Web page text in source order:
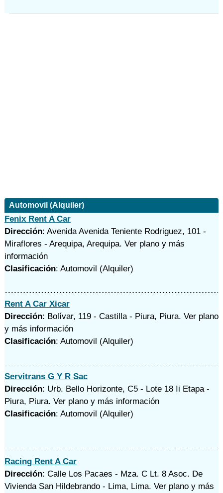
Automovil (Alquiler)
Fenix Rent A Car
Dirección: Avenida Avenida Teniente Rodriguez, 101 -
Miraflores - Arequipa, Arequipa. Ver plano y más
información
Clasificación: Automovil (Alquiler)
Rent A Car Xicar
Dirección: Bolívar, 119 - Castilla - Piura, Piura. Ver plano
y más información
Clasificación: Automovil (Alquiler)
Servitrans G Y R Sac
Dirección: Urb. Bello Horizonte, C5 - Lote 18 Ii Etapa -
Piura, Piura. Ver plano y más información
Clasificación: Automovil (Alquiler)
Racing Rent A Car
Dirección: Calle Los Pacaes - Mza. C Lt. 8 Asoc. De
Vivienda San Hildebrando - Lima, Lima. Ver plano y más